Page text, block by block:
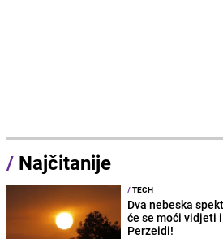
/ Najčitanije
/TECH
Dva nebeska
će se moći vidjeti
Perzeidi!